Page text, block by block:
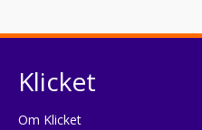
Klicket
Om Klicket